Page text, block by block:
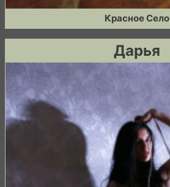
Красное Село
Дарья